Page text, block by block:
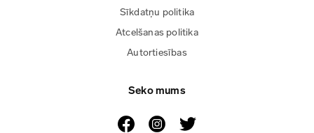
Sīkdatņu politika
Atcelšanas politika
Autortiesības
Seko mums